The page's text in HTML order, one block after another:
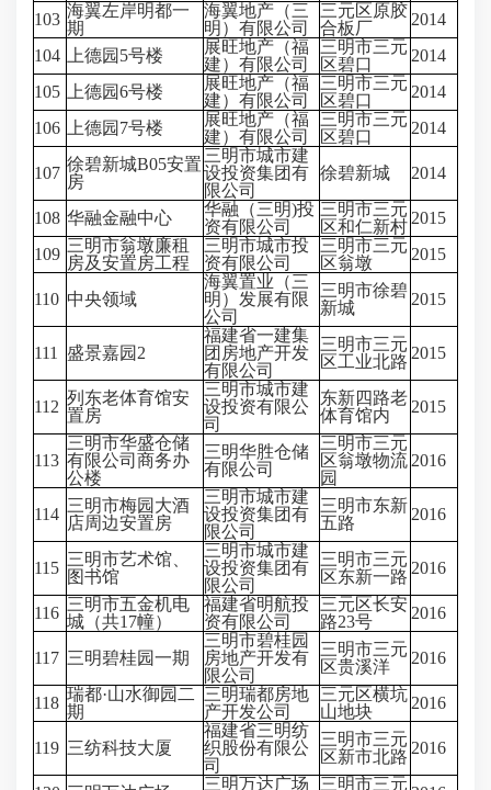
103 海翼左岸明都一
期
海翼地产（三
明）有限公司
三元区原胶
合板厂
2014
104
上德园5号楼
展旺地产（福
建）有限公司
三明市三元
区碧口
2014
105
上德园6号楼
展旺地产（福
建）有限公司
三明市三元
区碧口
2014
106
上德园7号楼
展旺地产（福
建）有限公司
三明市三元
区碧口
2014
107 徐碧新城B05安置
房
三明市城市建
设投资集团有
限公司
徐碧新城 2014
108 华融金融中心
华融（三明)投
资有限公司
三明市三元
区和仁新村 2015
109 三明市翁墩廉租
房及安置房工程
三明市城市投
资有限公司
三明市三元
区翁墩
2015
110 中央领域
海翼置业（三
明）发展有限
公司
三明市徐碧
新城
2015
111 盛景嘉园2
福建省一建集
团房地产开发
有限公司
三明市三元
区工业北路 2015
112 列东老体育馆安
置房
三明市城市建
设投资有限公
司
东新四路老
体育馆内
2015
113
三明市华盛仓储
有限公司商务办
公楼
三明华胜仓储
有限公司
三明市三元
区翁墩物流
园
2016
114 三明市梅园大酒
店周边安置房
三明市城市建
设投资集团有
限公司
三明市东新
五路
2016
115 三明市艺术馆、
图书馆
三明市城市建
设投资集团有
限公司
三明市三元
区东新一路 2016
116 三明市五金机电
城（共17幢）
福建省明航投
资有限公司
三元区长安
路23号
2016
117 三明碧桂园一期
三明市碧桂园
房地产开发有
限公司
三明市三元
区贵溪洋
2016
118 瑞都·山水御园二
期
三明瑞都房地
产开发公司
三元区横坑
山地块
2016
119 三纺科技大厦
福建省三明纺
织股份有限公
司
三明市三元
区新市北路 2016
三明万达广场
三明市三元